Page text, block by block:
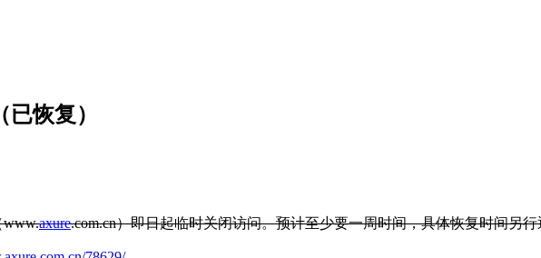
恢复）
www.axure.com.cn）即日起临时关闭访问。预计至少要一周时间，具体恢复时间另